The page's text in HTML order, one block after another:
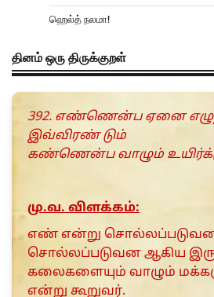
ஹெல்த் நலமா!
தினம் ஒரு திருக்குறள்
392. எண்ணென்ப ஏனை
இவ்விரண் டும்
கண்ணென்ப வாழும்
மு.வ. விளக்கம்:
எண் என்று சொல்லப்படுவன
சொல்லப்படுவன ஆகிய
கலைகளையும் வாழும்
என்று கூறுவர்.